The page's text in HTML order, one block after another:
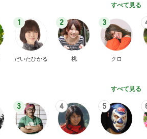
すべて見る
1
だいたひかる
2
桃
3
クロ
すべて見る
3 4 5